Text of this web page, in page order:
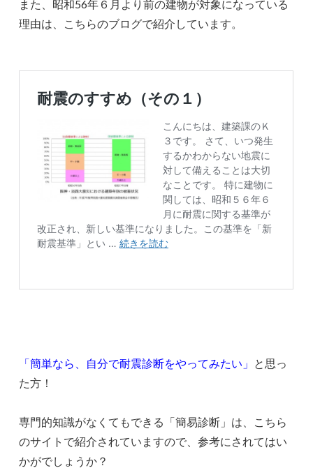
また、昭和56年６月より前の建物が対象になっている
理由は、こちらのブログで紹介しています。
「簡単なら、自分で耐震診断をやってみたい」 と思っ
た方！
専門的知識がなくてもできる「簡易診断」は、こちら
のサイトで紹介されていますので、参考にされてはい
かがでしょうか？